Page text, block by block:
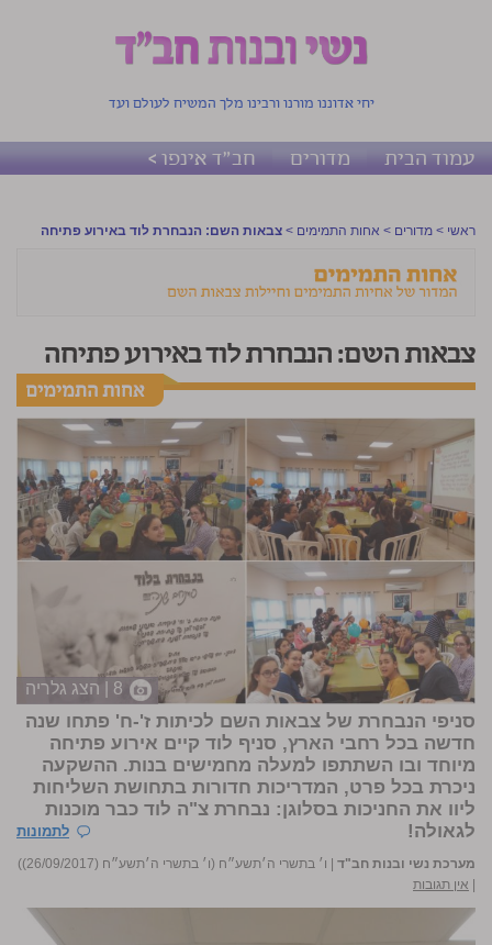
יחי אדוננו מורנו ורבינו מלך המשיח לעולם ועד
עמוד הבית מדורים חב"ד אינפו >
ראשי > מדורים > אחות התמימים > צבאות השם: הנבחרת לוד באירוע פתיחה
צבאות השם: הנבחרת לוד באירוע פתיחה
8 | הצג גלריה
סניפי הנבחרת של צבאות השם לכיתות ז'-ח' פתחו שנה
חדשה בכל רחבי הארץ, סניף לוד קיים אירוע פתיחה
מיוחד ובו השתתפו למעלה מחמישים בנות. ההשקעה
ניכרת בכל פרט, המדריכות חדורות בתחושת השליחות
ליוו את החניכות בסלוגן: נבחרת צ"ה לוד כבר מוכנות
לגאולה!
לתמונות
מערכת נשי ובנות חב"ד
ו׳ בתשרי ה׳תשע״ח (ו׳ בתשרי ה׳תשע״ח (26/09/2017))
אין תגובות